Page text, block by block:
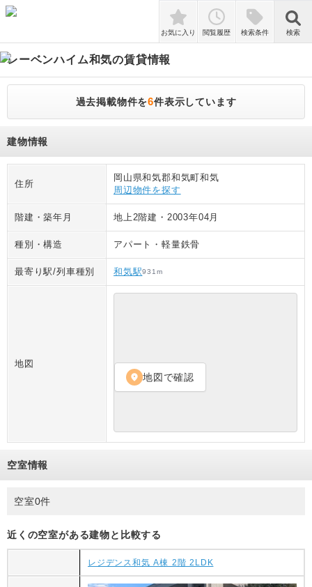
検索
お気に入り 閲覧履歴 検索条件 検索
レーベンハイム和気の賃貸情報
過去掲載物件を6件表示しています
建物情報
住所
岡山県和気郡和気町和気
周辺物件を探す
階建・築年月 地上2階建 ・ 2003年04月
種別・構造 アパート ・軽量鉄骨
最寄り駅/列車種別 和気駅931 m
地図
location_on 地図で確認
空室情報
空室0件
近くの空室がある建物と比較する
レジデンス和気 A棟 2階 2LDK